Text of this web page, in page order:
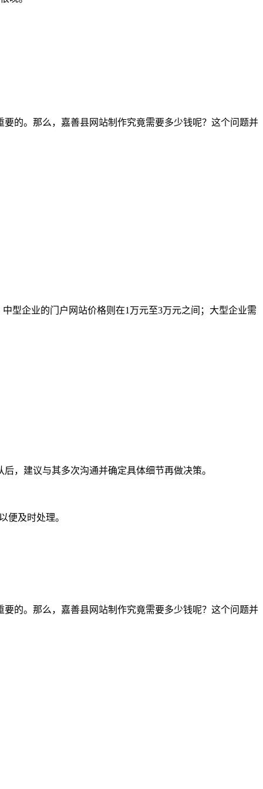
的。那么，嘉善县网站制作究竟需要多少钱呢？这个问题并
型企业的门户网站价格则在1万元至3万元之间；大型企业需
，建议与其多次沟通并确定具体细节再做决策。
便及时处理。
的。那么，嘉善县网站制作究竟需要多少钱呢？这个问题并